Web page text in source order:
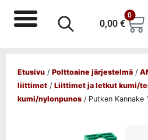
0,00 €
0
Etusivu / Polttoaine järjestelmä /
liittimet / Liittimet ja letkut kumi/
kumi/nylonpunos / Putken Kannake